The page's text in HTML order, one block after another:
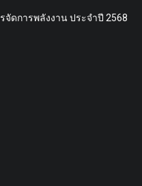
จัดการพลังงาน ประจำปี 2568